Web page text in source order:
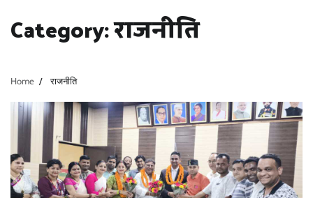
Category:राजनीति
Home राजनीति